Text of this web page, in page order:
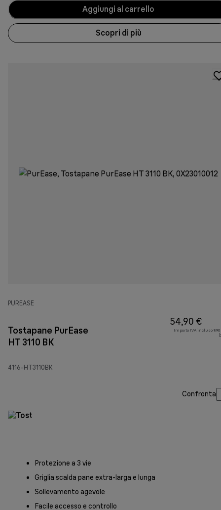
Aggiungi al carrello
Scopri di più
PUREASE
Tostapane PurEase
HT 3110 BK
4116-HT3110BK
54,90 €
Importo IVA incluso
Confronta
Protezione a 3 vie
Griglia scalda pane extra-larga e lunga
Sollevamento agevole
Facile accesso e controllo